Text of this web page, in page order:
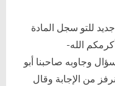
للتو سجل المادة
الله-
وجاوبه صاحبنا أبو
من الإجابة وقال